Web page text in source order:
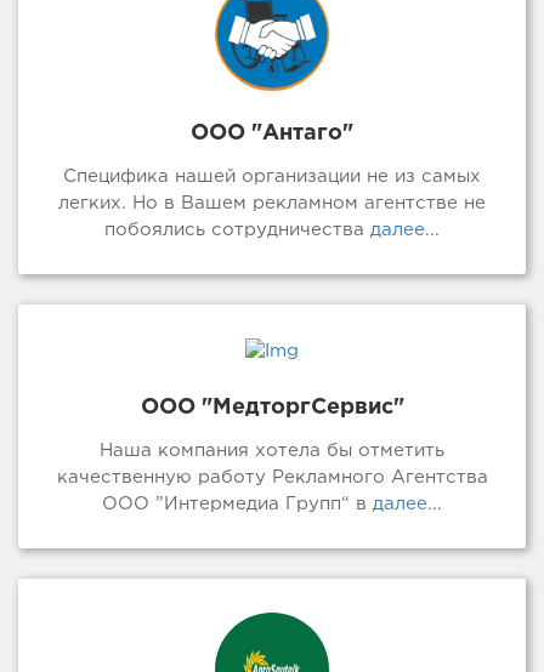
ООО "Антаго"
Специфика нашей организации не из самых
легких. Но в Вашем рекламном агентстве не
побоялись сотрудничества далее...
ООО "МедторгСервис"
Наша компания хотела бы отметить
качественную работу Рекламного Агентства
ООО ”Интермедиа Групп“ в далее...